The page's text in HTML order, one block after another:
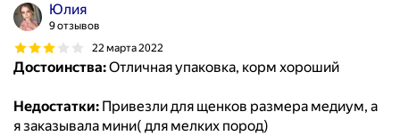
Юлия
9 отзывов
22 марта 2022
Достоинства:Отличная упаковка, корм хороший
Недостатки: Привезли для щенков размера медиум, а
я заказывала мини( для мелких пород)